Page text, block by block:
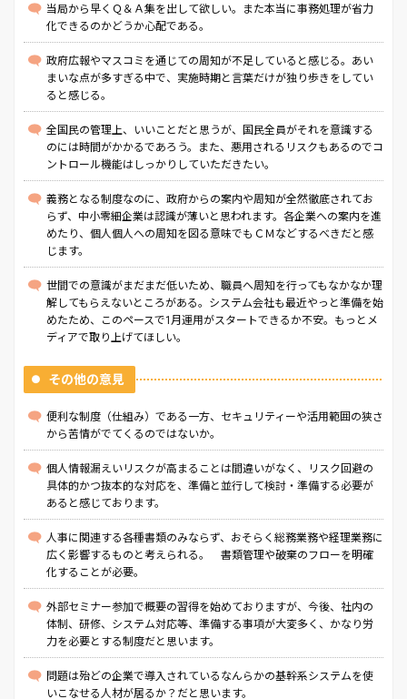
当局から早くＱ＆Ａ集を出して欲しい。また本当に事務処理が省力
化できるのかどうか心配である。
政府広報やマスコミを通じての周知が不足していると感じる。あい
まいな点が多すぎる中で、実施時期と言葉だけが独り歩きをしてい
ると感じる。
全国民の管理上、いいことだと思うが、国民全員がそれを意識する
のには時間がかかるであろう。また、悪用されるリスクもあるのでコ
ントロール機能はしっかりしていただきたい。
義務となる制度なのに、政府からの案内や周知が全然徹底されてお
らず、中小零細企業は認識が薄いと思われます。各企業への案内を進
めたり、個人個人への周知を図る意味でもＣＭなどするべきだと感
じます。
世間での意識がまだまだ低いため、職員へ周知を行ってもなかなか理
解してもらえないところがある。システム会社も最近やっと準備を始
めたため、このペースで1月運用がスタートできるか不安。もっとメ
ディアで取り上げてほしい。
その他の意見
便利な制度（仕組み）である一方、セキュリティーや活用範囲の狭さ
から苦情がでてくるのではないか。
個人情報漏えいリスクが高まることは間違いがなく、リスク回避の
具体的かつ抜本的な対応を、準備と並行して検討・準備する必要が
あると感じております。
人事に関連する各種書類のみならず、おそらく総務業務や経理業務に
広く影響するものと考えられる。 書類管理や破棄のフローを明確
化することが必要。
外部セミナー参加で概要の習得を始めておりますが、今後、社内の
体制、研修、システム対応等、準備する事項が大変多く、かなり労
力を必要とする制度だと思います。
問題は殆どの企業で導入されているなんらかの基幹系システムを使
いこなせる人材が居るか？だと思います。